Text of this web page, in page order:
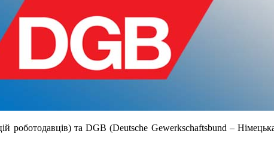
роботодавців) та DGB (Deutsche Gewerkschaftsbund –